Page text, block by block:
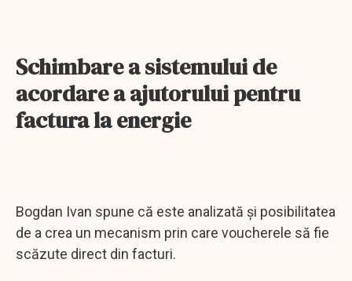
Schimbare a sistemului de
acordare a ajutorului pentru
factura la energie
Bogdan Ivan spune că este analizată şi posibilitatea
de a crea un mecanism prin care voucherele să fie
scăzute direct din facturi.